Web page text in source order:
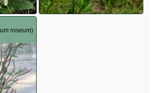
roseum)